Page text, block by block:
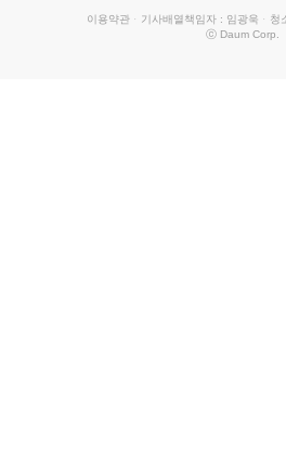
이용약관 · 기사배열책임자 : 임광욱 · 청
ⓒ Daum Corp.